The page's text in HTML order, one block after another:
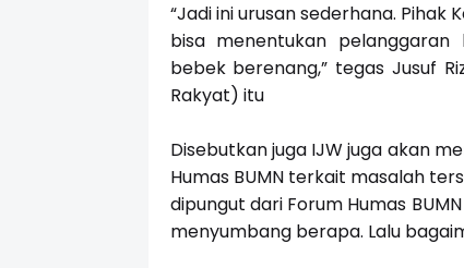
“Jadi ini urusan sederhana.
bisa menentukan
bebek berenang,” tegas Jusuf
Rakyat) itu
Disebutkan juga IJW juga akan
Humas BUMN terkait masalah
dipungut dari Forum Humas
menyumbang berapa. Lalu